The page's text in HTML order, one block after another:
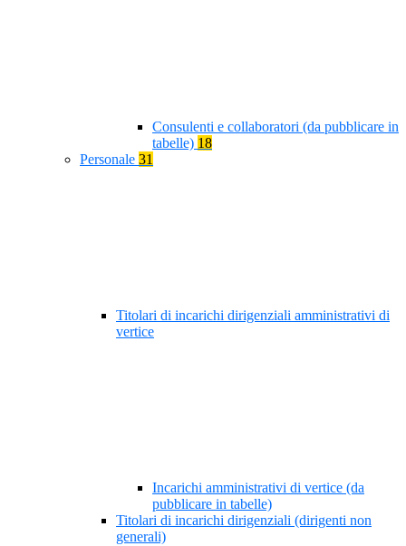
Consulenti e collaboratori (da pubblicare in
tabelle) 18
Personale 31
Titolari di incarichi dirigenziali amministrativi di
vertice
Incarichi amministrativi di vertice (da
pubblicare in tabelle)
Titolari di incarichi dirigenziali (dirigenti non
generali)